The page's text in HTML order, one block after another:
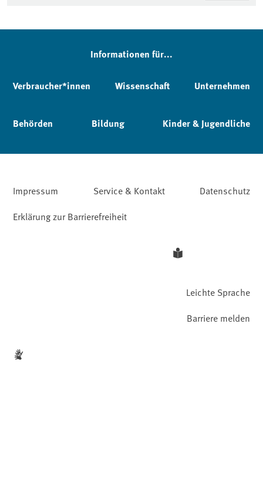
Informationen für...
Verbraucher*innen Wissenschaft Unternehmen
Behörden Bildung Kinder & Jugendliche
Impressum Service & Kontakt
Datenschutz
Erklärung zur Barrierefreiheit
Leichte Sprache
Barriere melden